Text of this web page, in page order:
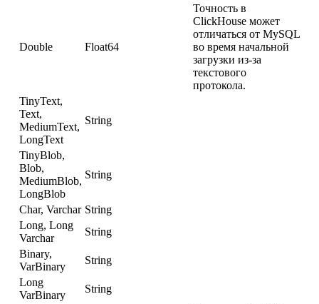
Double Float64
Точность в
ClickHouse может
отличаться от MySQL
во время начальной
загрузки из-за
текстового
протокола.
TinyText,
Text,
MediumText,
LongText
String
TinyBlob,
Blob,
MediumBlob,
LongBlob
String
Char, Varchar String
Long, Long
Varchar
String
Binary,
VarBinary
String
Long
VarBinary
String